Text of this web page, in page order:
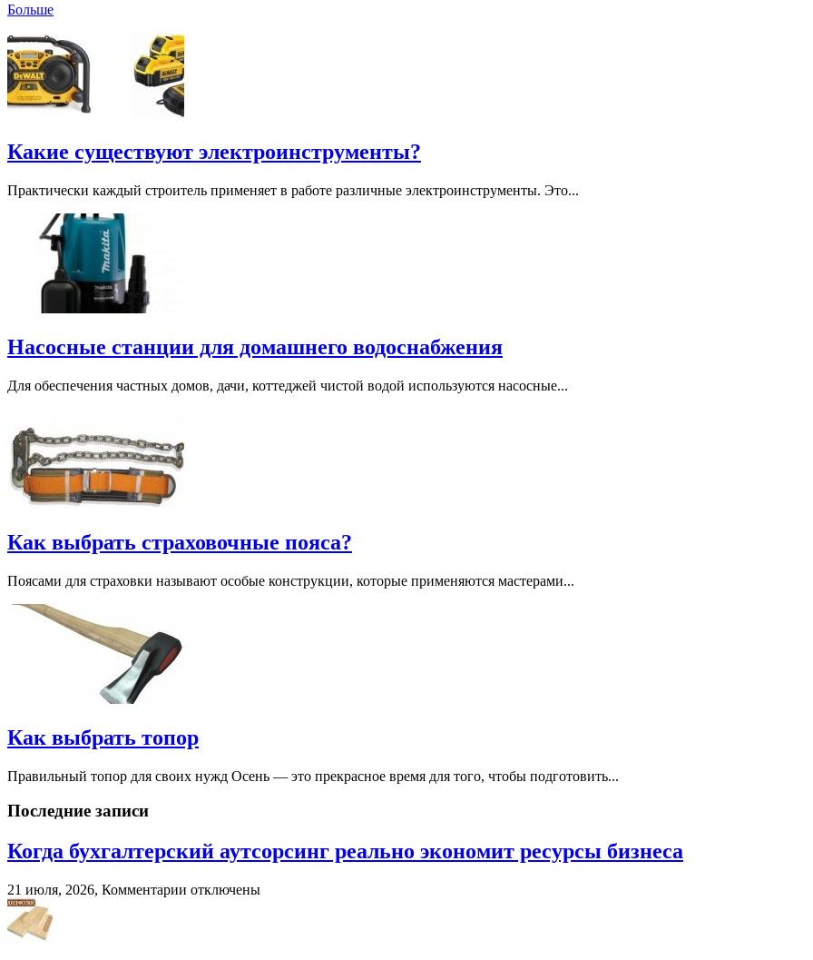
Больше
Какие существуют электроинструменты?
Практически каждый строитель применяет в работе различные электроинструменты. Это...
Насосные станции для домашнего водоснабжения
Для обеспечения частных домов, дачи, коттеджей чистой водой используются насосные...
Как выбрать страховочные пояса?
Поясами для страховки называют особые конструкции, которые применяются мастерами...
Как выбрать топор
Правильный топор для своих нужд Осень — это прекрасное время для того, чтобы подготовить...
Последние записи
Когда бухгалтерский аутсорсинг реально экономит ресурсы бизнеса
21 июля, 2026, Комментарии котключены